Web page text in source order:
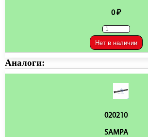
0 ₽
Нет в наличии
Аналоги:
020210
SAMPA